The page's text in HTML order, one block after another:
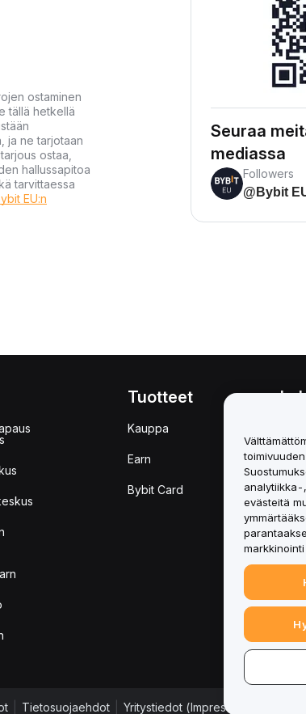
ostaminen
tällä hetkellä
ja ne tarjotaan
ostaa,
hallussapitoa
tarvittaessa
EU:n
Seuraa
mediassa
Followers
@Bybit
Tuotteet
Kauppa
Earn
Bybit Card
Tietosuojaehdot Yritystiedot (Impressum)
analytiikka-
evästeitä